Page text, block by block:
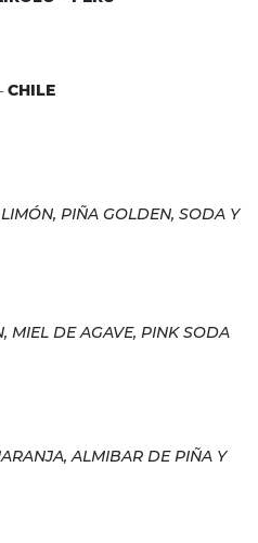
CHILE
PIÑA GOLDEN, SODA Y
MIEL DE AGAVE, PINK SODA
ALMIBAR DE PIÑA Y